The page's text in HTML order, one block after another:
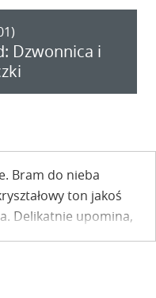
Dzwonnica i
Bram do nieba
ton jakoś
Delikatnie upomina,
– pisze w rozdziale